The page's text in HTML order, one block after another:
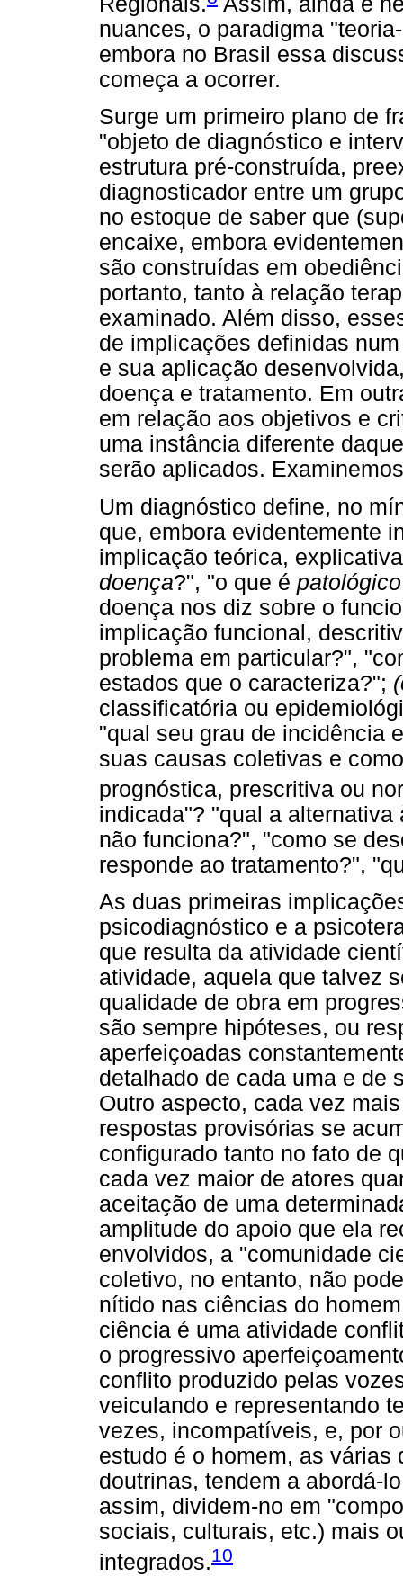
nuances, o paradigma
embora no Brasil essa
começa a ocorrer.
Surge um primeiro plano de
"objeto de diagnóstico e
estrutura pré-construída,
diagnosticador entre um
no estoque de saber que
encaixe, embora
são construídas em
portanto, tanto à relação
examinado. Além disso,
de implicações definidas
e sua aplicação
doença e tratamento. Em
em relação aos objetivos e
uma instância diferente
serão aplicados.
Um diagnóstico define, no
que, embora evidentemente
implicação teórica,
doença?", "o que é patológico
doença nos diz sobre o
implicação funcional,
problema em particular?",
estados que o caracteriza?";
classificatória ou
"qual seu grau de incidência
suas causas coletivas e
prognóstica, prescritiva ou
indicada"? "qual a
não funciona?", "como se
responde ao tratamento?",
As duas primeiras
psicodiagnóstico e a
que resulta da atividade
atividade, aquela que talvez
qualidade de obra em
são sempre hipóteses, ou
aperfeiçoadas
detalhado de cada uma e de
Outro aspecto, cada vez
respostas provisórias se
configurado tanto no fato de
cada vez maior de atores
aceitação de uma
amplitude do apoio que ela
envolvidos, a "comunidade
coletivo, no entanto, não
nítido nas ciências do
ciência é uma atividade
o progressivo
conflito produzido pelas
veiculando e representando
vezes, incompatíveis, e, por
estudo é o homem, as
doutrinas, tendem a abordá-
assim, dividem-no em
sociais, culturais, etc.) mais
integrados.10